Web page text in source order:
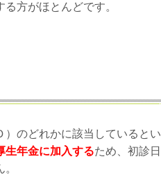
方がほとんどです。
）のどれかに該当しているとい
生年金に加入するため、初診日